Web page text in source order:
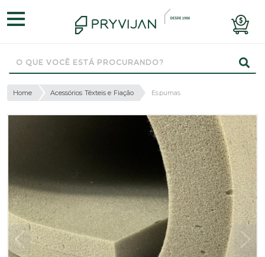
Home Acessórios Têxteis e Fiação Espumas